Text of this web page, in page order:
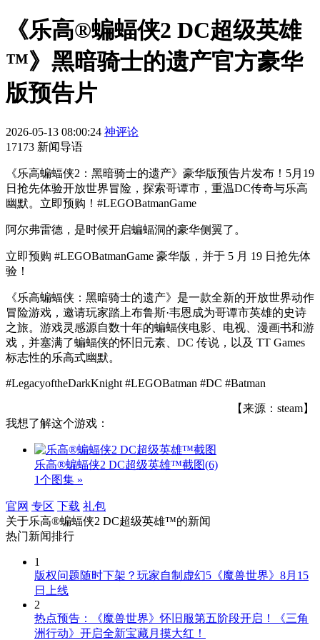
《乐高®蝙蝠侠2 DC超级英雄
™》黑暗骑士的遗产官方豪华
版预告片
2026-05-13 08:00:24 神评论
17173 新闻导语
《乐高蝙蝠侠2：黑暗骑士的遗产》豪华版预告片发布！5月19
日抢先体验开放世界冒险，探索哥谭市，重温DC传奇与乐高
幽默。立即预购！#LEGOBatmanGame
阿尔弗雷德，是时候开启蝙蝠洞的豪华侧翼了。
立即预购 #LEGOBatmanGame 豪华版，并于 5 月 19 日抢先体
验！
《乐高蝙蝠侠：黑暗骑士的遗产》是一款全新的开放世界动作
冒险游戏，邀请玩家踏上布鲁斯·韦恩成为哥谭市英雄的史诗
之旅。游戏灵感源自数十年的蝙蝠侠电影、电视、漫画书和游
戏，并塞满了蝙蝠侠的怀旧元素、DC 传说，以及 TT Games
标志性的乐高式幽默。
#LegacyoftheDarkKnight #LEGOBatman #DC #Batman
【来源：steam】
我想了解这个游戏：
乐高®蝙蝠侠2 DC超级英雄™截图(6)
1个图集 »
官网 专区 下载 礼包
关于乐高®蝙蝠侠2 DC超级英雄™的新闻
热门新闻排行
1
版权问题随时下架？玩家自制虚幻5《魔兽世界》8月15
日上线
2
热点预告：《魔兽世界》怀旧服第五阶段开启！《三角
洲行动》开启全新宝藏月摸大红！